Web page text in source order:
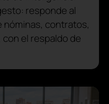
responde al
contratos,
el respaldo de